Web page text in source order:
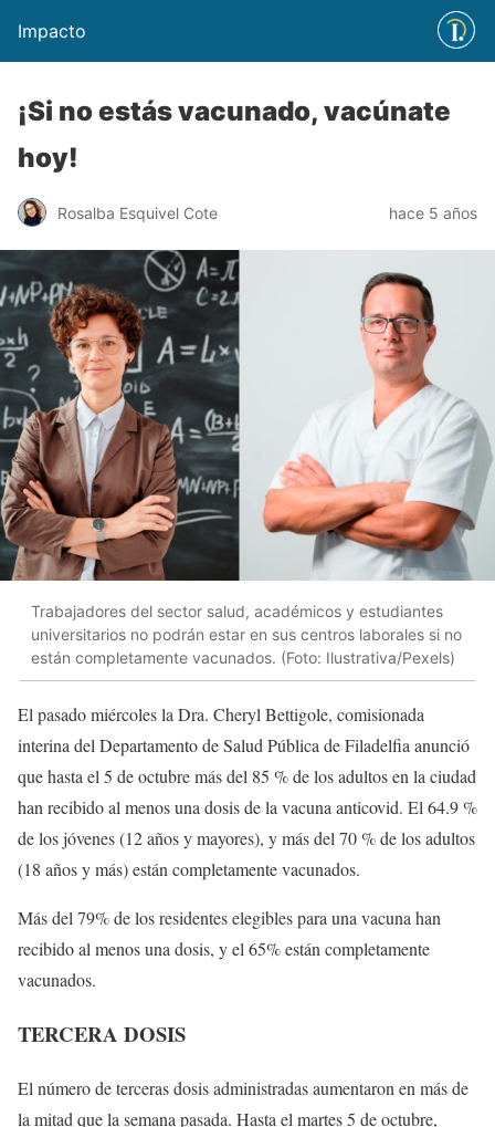
Impacto
¡Si no estás vacunado, vacúnate
hoy!
Rosalba Esquivel Cote hace 5 años
Trabajadores del sector salud, académicos y estudiantes
universitarios no podrán estar en sus centros laborales si no
están completamente vacunados. (Foto: Ilustrativa/Pexels)
El pasado miércoles la Dra. Cheryl Bettigole, comisionada
interina del Departamento de Salud Pública de Filadelfia anunció
que hasta el 5 de octubre más del 85 % de los adultos en la ciudad
han recibido al menos una dosis de la vacuna anticovid. El 64.9 %
de los jóvenes (12 años y mayores), y más del 70 % de los adultos
(18 años y más) están completamente vacunados.
Más del 79% de los residentes elegibles para una vacuna han
recibido al menos una dosis, y el 65% están completamente
vacunados.
TERCERA DOSIS
El número de terceras dosis administradas aumentaron en más de
la mitad que la semana pasada. Hasta el martes 5 de octubre,